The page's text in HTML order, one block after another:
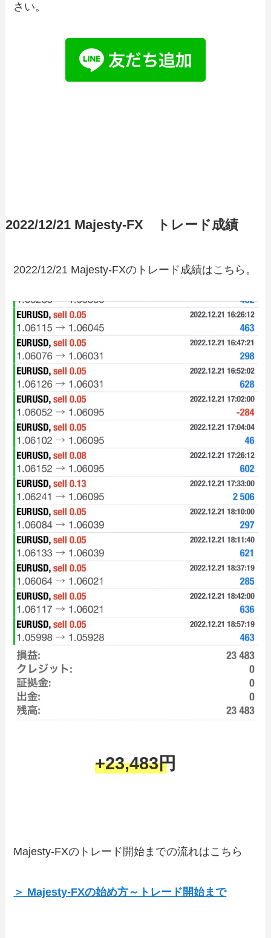
さい。
2022/12/21 Majesty-FX トレード成績
2022/12/21 Majesty-FXのトレード成績はこちら。
+23,483円
Majesty-FXのトレード開始までの流れはこちら
＞ Majesty-FXの始め方～トレード開始まで